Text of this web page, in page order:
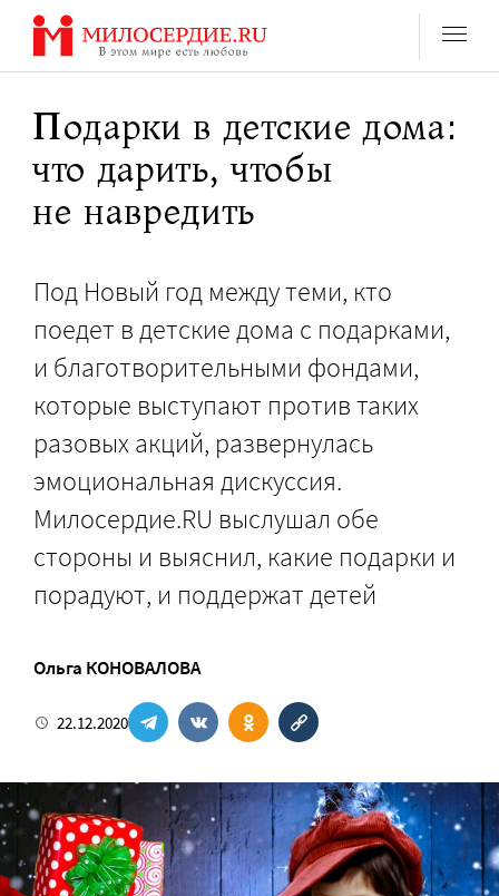
Перейти
содержанию
Подарки в детские дома:
что дарить, чтобы
не навредить
Под Новый год между теми, кто
поедет в детские дома с подарками,
и благотворительными фондами,
которые выступают против таких
разовых акций, развернулась
эмоциональная дискуссия.
Милосердие.RU выслушал обе
стороны и выяснил, какие подарки и
порадуют, и поддержат детей
Ольга КОНОВАЛОВА
22.12.2020